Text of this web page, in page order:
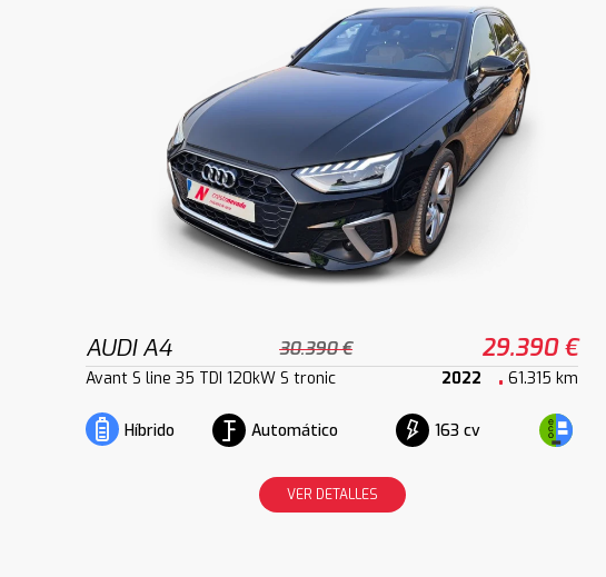
AUDI A4 30.390 € 29.390 €
Avant S line 35 TDI 120kW S tronic 2022 61.315 km
Híbrido Automático 163 cv
VER DETALLES